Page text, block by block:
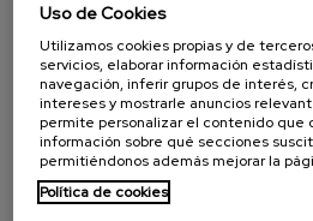
Uso de Cookies
Utilizamos cookies propias y de
servicios, elaborar información
navegación, inferir grupos de interés,
intereses y mostrarle anuncios
permite personalizar el contenido que
información sobre qué secciones
permitiéndonos además mejorar la
Política de cookies